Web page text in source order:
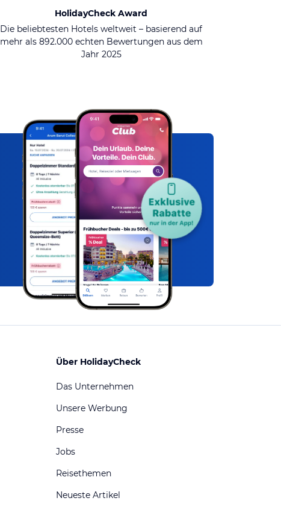
HolidayCheck Award
Die beliebtesten Hotels weltweit – basierend auf
mehr als 892.000 echten Bewertungen aus dem
Jahr 2025
Über HolidayCheck
Das Unternehmen
Unsere Werbung
Presse
Jobs
Reisethemen
Neueste Artikel